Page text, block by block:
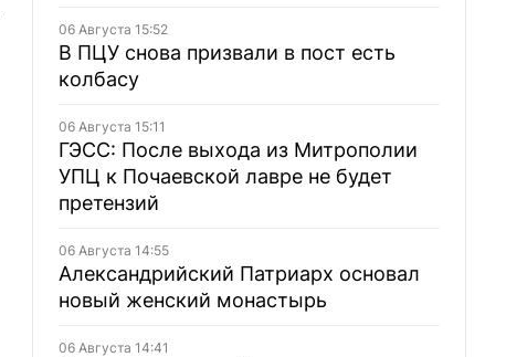
06 Августа 15:52
В ПЦУ снова призвали в пост есть
колбасу
06 Августа 15:11
ГЭСС: После выхода из Митрополии
УПЦ к Почаевской лавре не будет
претензий
06 Августа 14:55
Александрийский Патриарх основал
новый женский монастырь
06 Августа 14:41